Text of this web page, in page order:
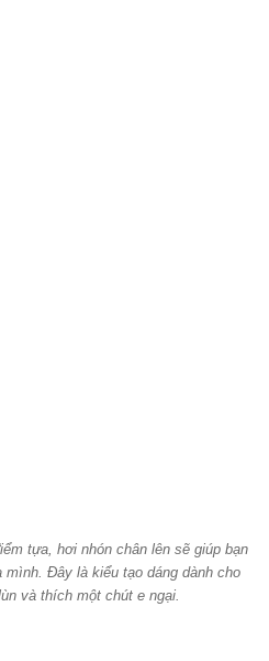
tựa, hơi nhón chân lên sẽ giúp bạn
mình. Đây là kiểu tạo dáng dành cho
và thích một chút e ngại.